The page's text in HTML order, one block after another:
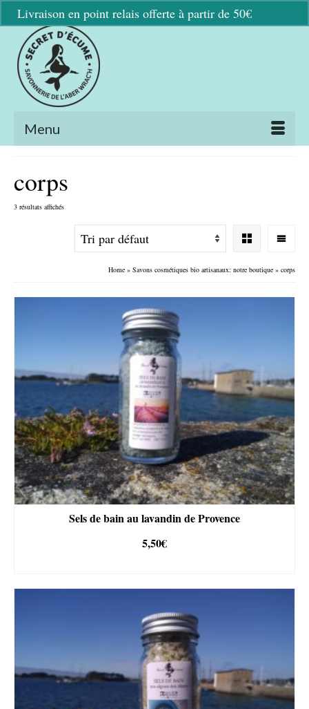
Livraison en point relais offerte à partir de 50€
Menu
corps
3 résultats affichés
Home » Savons cosmétiques bio artisanaux: notre boutique » corps
Sels de bain au lavandin de Provence
5,50€